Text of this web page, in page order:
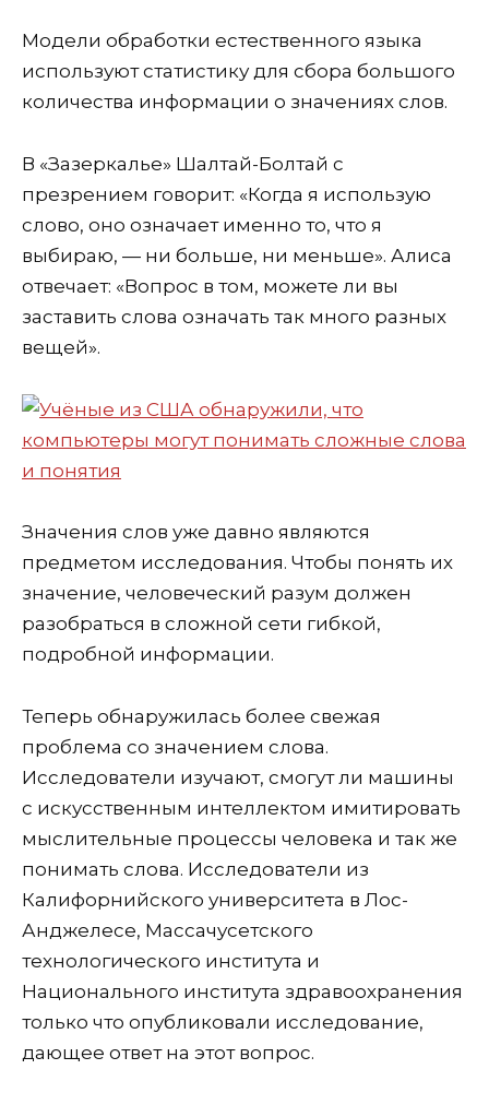
Модели обработки естественного языка
используют статистику для сбора большого
количества информации о значениях слов.
В «Зазеркалье» Шалтай-Болтай с
презрением говорит: «Когда я использую
слово, оно означает именно то, что я
выбираю, — ни больше, ни меньше». Алиса
отвечает: «Вопрос в том, можете ли вы
заставить слова означать так много разных
вещей».
Значения слов уже давно являются
предметом исследования. Чтобы понять их
значение, человеческий разум должен
разобраться в сложной сети гибкой,
подробной информации.
Теперь обнаружилась более свежая
проблема со значением слова.
Исследователи изучают, смогут ли машины
с искусственным интеллектом имитировать
мыслительные процессы человека и так же
понимать слова. Исследователи из
Калифорнийского университета в Лос-
Анджелесе, Массачусетского
технологического института и
Национального института здравоохранения
только что опубликовали исследование,
дающее ответ на этот вопрос.